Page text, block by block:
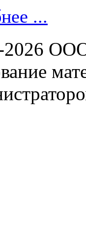
...
2026